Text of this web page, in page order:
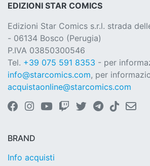
EDIZIONI STAR COMICS
Edizioni Star Comics s.r.l. strada
- 06134 Bosco (Perugia)
P.IVA 03850300546
Tel. +39 075 591 8353 - per
info@starcomics.com, per
acquistaonline@starcomics.com
BRAND
Info acquisti